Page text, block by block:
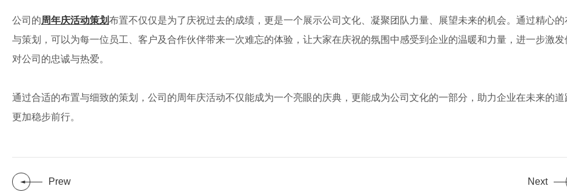
公司的周年庆活动策划布置不仅仅是为了庆祝过去的成绩，更是一个展示公司文化、凝聚团队力量、展望未来的机会。通过精心的
与策划，可以为每一位员工、客户及合作伙伴带来一次难忘的体验，让大家在庆祝的氛围中感受到企业的温暖和力量，进一步激发
对公司的忠诚与热爱。
通过合适的布置与细致的策划，公司的周年庆活动不仅能成为一个亮眼的庆典，更能成为公司文化的一部分，助力企业在未来的道
更加稳步前行。
Prew Next